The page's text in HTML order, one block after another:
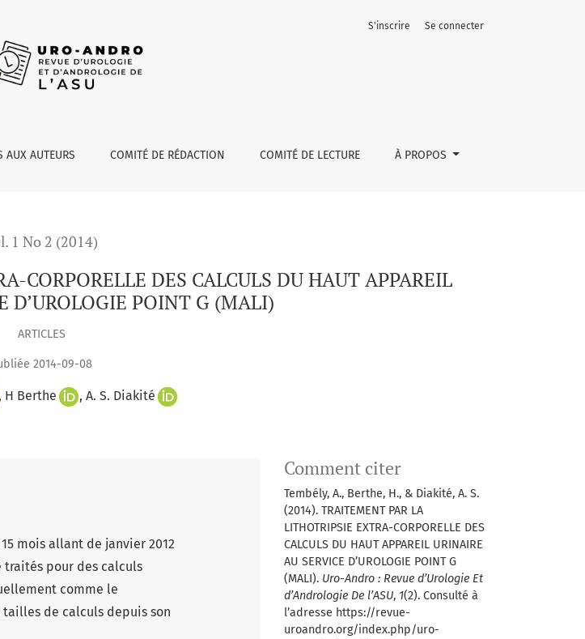
HAUT APPAREIL URINAIRE AU SERVICE D’UROLOGIE POINT G (MALI)
AUX AUTEURS COMITÉ DE RÉDACTION COMITÉ DE LECTURE À PROPOS
S'inscrire Se connecter
1 No 2 (2014)
CORPORELLE DES CALCULS DU HAUT APPAREIL
D’UROLOGIE POINT G (MALI)
ARTICLES
2014-09-08
H Berthe A. S. Diakité
Comment citer
Tembély, A., Berthe, H., & Diakité, A. S.
(2014). TRAITEMENT PAR LA
LITHOTRIPSIE EXTRA-CORPORELLE DES
CALCULS DU HAUT APPAREIL URINAIRE
AU SERVICE D’UROLOGIE POINT G
(MALI). Uro-Andro : Revue d’Urologie Et
d’Andrologie De l’ASU, 1(2). Consulté à
l’adresse https://revue-
uroandro.org/index.php/uro-
mois allant de janvier 2012
traités pour des calculs
comme le
de calculs depuis son